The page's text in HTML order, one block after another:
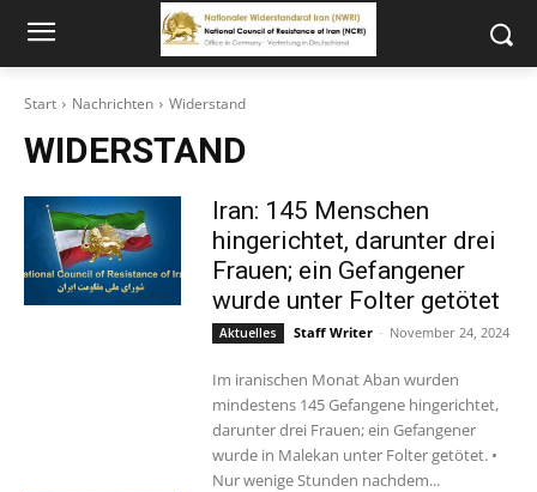
Start Nachrichten Widerstand
WIDERSTAND
Iran: 145 Menschen
hingerichtet, darunter drei
Frauen; ein Gefangener
wurde unter Folter getötet
Aktuelles Staff Writer - November 24, 2024
Im iranischen Monat Aban wurden
mindestens 145 Gefangene hingerichtet,
darunter drei Frauen; ein Gefangener
wurde in Malekan unter Folter getötet. •
Nur wenige Stunden nachdem...